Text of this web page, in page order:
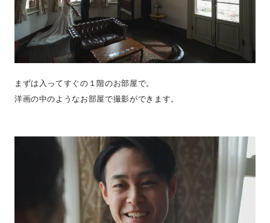
まずは入ってすぐの１階のお部屋で。
洋画の中のようなお部屋で撮影ができます。